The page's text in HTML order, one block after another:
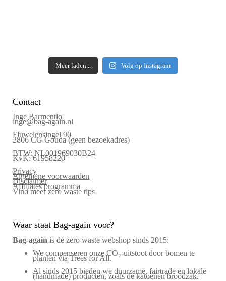
Meer laden... Volg op Instagram
Contact
Inge Barmentlo
inge@bag-again.nl
Fluwelensingel 90
2806 CG Gouda (geen bezoekadres)
BTW: NL001969030B24
KvK: 61958220
Privacy
Algemene voorwaarden
Disclaimer
Affiliates programma
Vind meer zero waste tips
Waar staat Bag-again voor?
Bag‑again is dé zero waste webshop sinds 2015:
We compenseren onze CO₂-uitstoot door bomen te
planten via Trees for All.
Al sinds 2015 bieden we duurzame, fairtrade en lokale
(handmade) producten, zoals de katoenen broodzak.